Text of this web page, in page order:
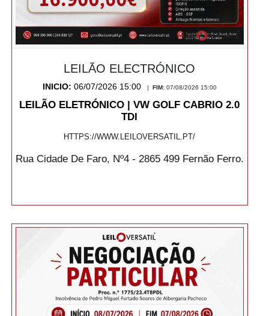
LEILÃO ELECTRÓNICO
INICIO: 06/07/2026 15:00 | FIM: 07/08/2026 15:00
LEILÃO ELETRÓNICO | VW GOLF CABRIO 2.0
TDI
HTTPS://WWW.LEILOVERSATIL.PT/
Rua Cidade De Faro, Nº4 - 2865 499 Fernão Ferro.